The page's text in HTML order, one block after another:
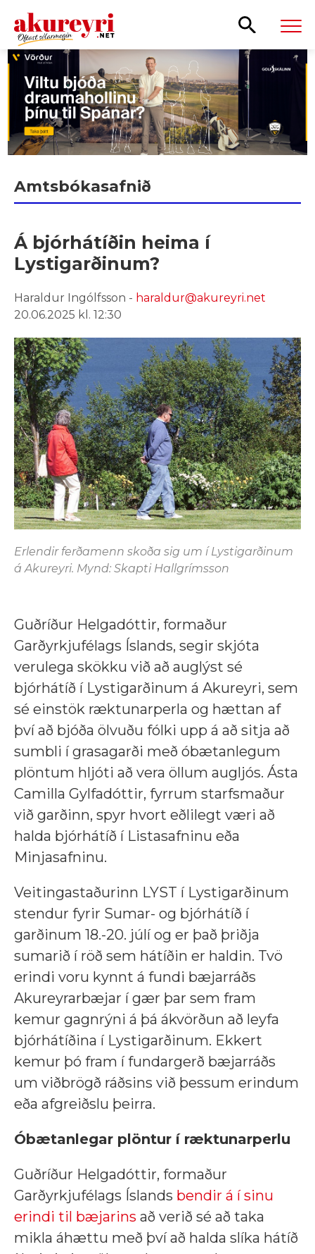
Leita
Amtsbókasafnið
Á bjórhátíðin heima í
Lystigarðinum?
Haraldur Ingólfsson - haraldur@akureyri.net
20.06.2025 kl. 12:30
Erlendir ferðamenn skoða sig um í Lystigarðinum
á Akureyri. Mynd: Skapti Hallgrímsson
Guðríður Helgadóttir, formaður
Garðyrkjufélags Íslands, segir skjóta
verulega skökku við að auglýst sé
bjórhátíð í Lystigarðinum á Akureyri, sem
sé einstök ræktunarperla og hættan af
því að bjóða ölvuðu fólki upp á að sitja að
sumbli í grasagarði með óbætanlegum
plöntum hljóti að vera öllum augljós. Ásta
Camilla Gylfadóttir, fyrrum starfsmaður
við garðinn, spyr hvort eðlilegt væri að
halda bjórhátíð í Listasafninu eða
Minjasafninu.
Veitingastaðurinn LYST í Lystigarðinum
stendur fyrir Sumar- og bjórhátíð í
garðinum 18.-20. júlí og er það þriðja
sumarið í röð sem hátíðin er haldin. Tvö
erindi voru kynnt á fundi bæjarráðs
Akureyrarbæjar í gær þar sem fram
kemur gagnrýni á þá ákvörðun að leyfa
bjórhátíðina í Lystigarðinum. Ekkert
kemur þó fram í fundargerð bæjarráðs
um viðbrögð ráðsins við þessum erindum
eða afgreiðslu þeirra.
Óbætanlegar plöntur í ræktunarperlu
Guðríður Helgadóttir, formaður
Garðyrkjufélags Íslands bendir á í sinu
erindi til bæjarins að verið sé að taka
mikla áhættu með því að halda slíka hátíð